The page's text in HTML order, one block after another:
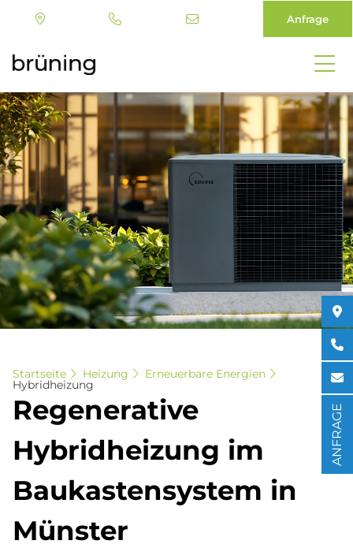
Direkt
zum
Inhalt
Anfrage
Startseite Heizung Erneuerbare Energien
Hybridheizung
Re­ge­ne­ra­ti­ve
Hy­brid­hei­zung im
Bau­ka­sten­sy­stem in
Mün­ster
ANFRAGE